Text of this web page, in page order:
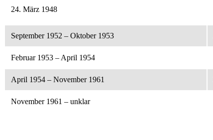
24. März 1948
September 1952 – Oktober 1953
Februar 1953 – April 1954
April 1954 – November 1961
November 1961 – unklar